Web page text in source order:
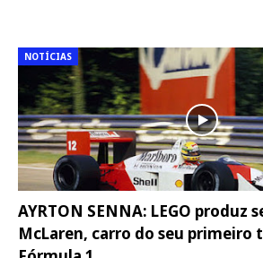
NOTÍCIAS
AYRTON SENNA: LEGO produz
McLaren, carro do seu primeiro